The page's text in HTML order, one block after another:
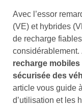
Avec l’essor
(VE) et hybrides
de recharge
considérablement.
recharge
sécurisée des
article vous guide
d’utilisation et les